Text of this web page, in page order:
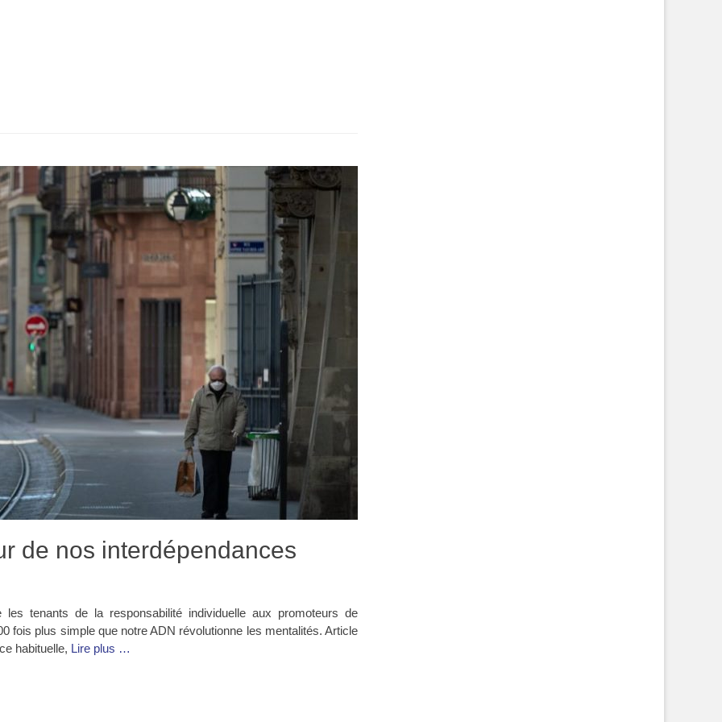
de nos interdépendances
les tenants de la responsabilité individuelle aux promoteurs de
fois plus simple que notre ADN révolutionne les mentalités. Article
habituelle, Lire plus …